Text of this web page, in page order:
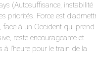
(Autosuffisance, instabilité
priorités. Force est
face à un Occident qui prend
reste encourageante et
à l’heure pour le train de la